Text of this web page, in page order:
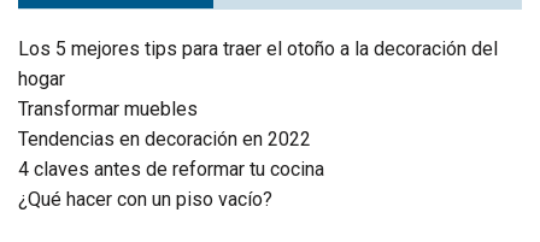
Los 5 mejores tips para traer el otoño a la decoración del
hogar
Transformar muebles
Tendencias en decoración en 2022
4 claves antes de reformar tu cocina
¿Qué hacer con un piso vacío?